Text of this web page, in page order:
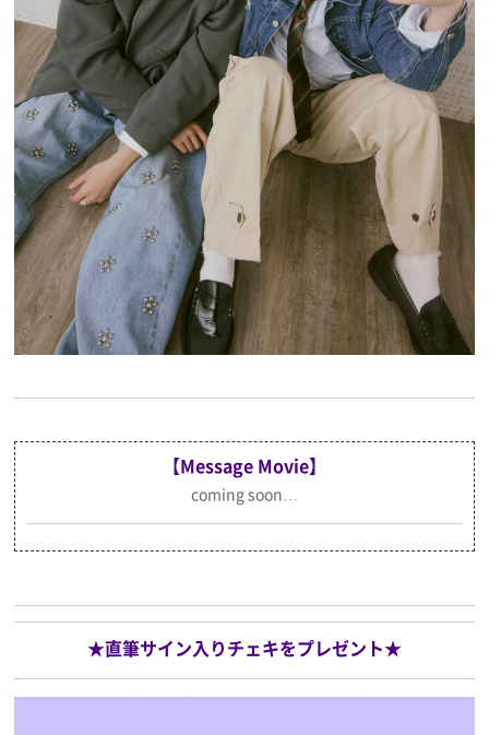
【Message Movie】
coming soon…
★直筆サイン入りチェキをプレゼント★